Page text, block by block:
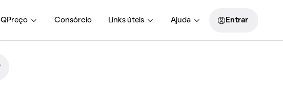
QPreço Consórcio Links úteis Ajuda Entrar